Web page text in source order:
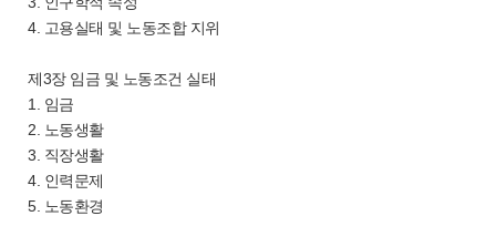
4. 고용실태 및 노동조합 지위
제3장 임금 및 노동조건 실태
1. 임금
2. 노동생활
3. 직장생활
4. 인력문제
5. 노동환경